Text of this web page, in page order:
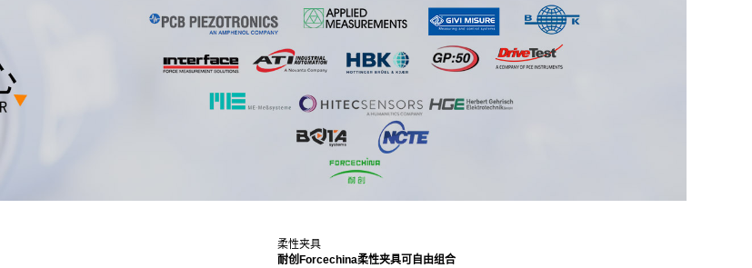
柔性夹具
耐创Forcechina柔性夹具可自由组合